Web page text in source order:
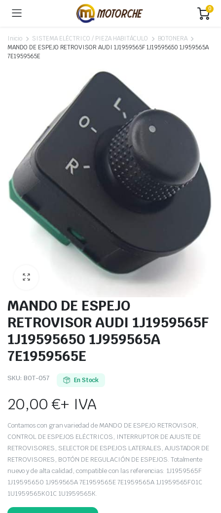
0
Inicio SISTEMA ELÉCTRICO / PIEZA HABITÁCULO
BOTONERA
MANDO DE ESPEJO RETROVISOR AUDI 1J1959565F 1J19595650 1J959565A
7E1959565E
MANDO DE ESPEJO
RETROVISOR AUDI 1J1959565F
1J19595650 1J959565A
7E1959565E
SKU: BOT-057 En Stock
20,00€+ IVA
Contamos con gran variedad de MANDO DE ESPEJO RETROVISOR,
CONTROL DE ESPEJOS ELÉCTRICOS, INTERRUPTOR DE AJUSTE DE
RETROVISORES, SELECTOR DE ESPEJOS LATERALES, AJUSTADOR DE
RETROVISORES, BOTÓN DE REGULACIÓN DE ESPEJOS. Totalmente
nuevo y de alta calidad, compatible con las referencias: 1J1959565F
1J19595650 1J959565A 7E1959565E 7E1959565A 1J1959565F01C
1U1959565K01C 1U1959565K.